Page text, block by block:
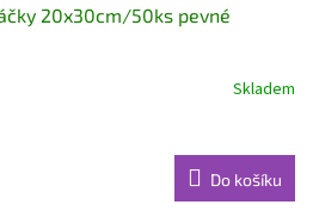
20x30cm/50ks pevné
Skladem
Do košíku